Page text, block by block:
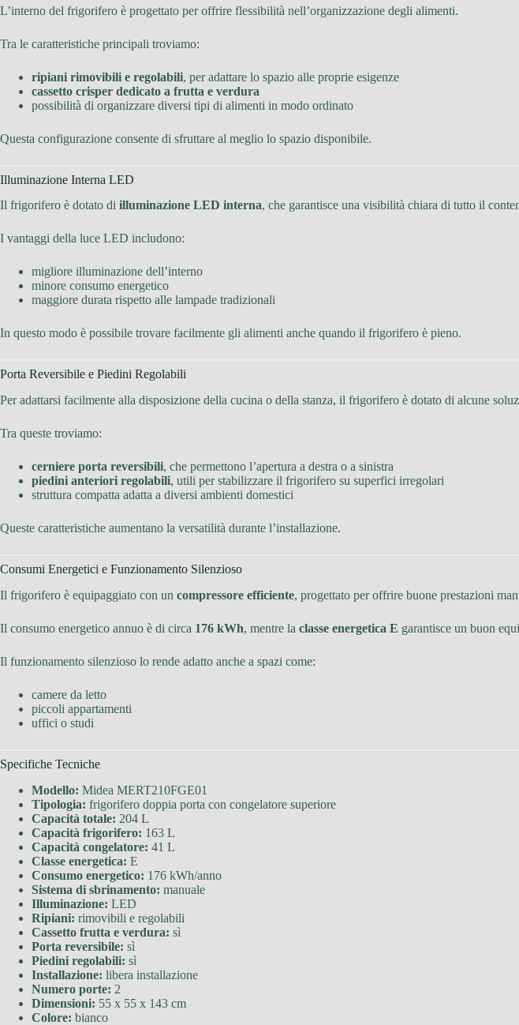
L’interno del frigorifero è progettato per offrire flessibilità nell’organizzazione degli alimenti.
Tra le caratteristiche principali troviamo:
ripiani rimovibili e regolabili, per adattare lo spazio alle proprie esigenze
cassetto crisper dedicato a frutta e verdura
possibilità di organizzare diversi tipi di alimenti in modo ordinato
Questa configurazione consente di sfruttare al meglio lo spazio disponibile.
Illuminazione Interna LED
Il frigorifero è dotato di illuminazione LED interna, che garantisce una visibilità chiara di tutto il
I vantaggi della luce LED includono:
migliore illuminazione dell’interno
minore consumo energetico
maggiore durata rispetto alle lampade tradizionali
In questo modo è possibile trovare facilmente gli alimenti anche quando il frigorifero è pieno.
Porta Reversibile e Piedini Regolabili
Per adattarsi facilmente alla disposizione della cucina o della stanza, il frigorifero è dotato di alcune
Tra queste troviamo:
cerniere porta reversibili, che permettono l’apertura a destra o a sinistra
piedini anteriori regolabili, utili per stabilizzare il frigorifero su superfici irregolari
struttura compatta adatta a diversi ambienti domestici
Queste caratteristiche aumentano la versatilità durante l’installazione.
Consumi Energetici e Funzionamento Silenzioso
Il frigorifero è equipaggiato con un compressore efficiente, progettato per offrire buone prestazioni
Il consumo energetico annuo è di circa 176 kWh, mentre la classe energetica E garantisce un buon
Il funzionamento silenzioso lo rende adatto anche a spazi come:
camere da letto
piccoli appartamenti
uffici o studi
Specifiche Tecniche
Modello: Midea MERT210FGE01
Tipologia: frigorifero doppia porta con congelatore superiore
Capacità totale: 204 L
Capacità frigorifero: 163 L
Capacità congelatore: 41 L
Classe energetica: E
Consumo energetico: 176 kWh/anno
Sistema di sbrinamento: manuale
Illuminazione: LED
Ripiani: rimovibili e regolabili
Cassetto frutta e verdura: sì
Porta reversibile: sì
Piedini regolabili: sì
Installazione: libera installazione
Numero porte: 2
Dimensioni: 55 x 55 x 143 cm
Colore: bianco